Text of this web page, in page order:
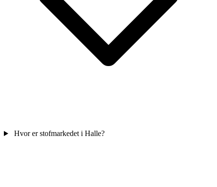
Hvor er stofmarkedet i Halle?